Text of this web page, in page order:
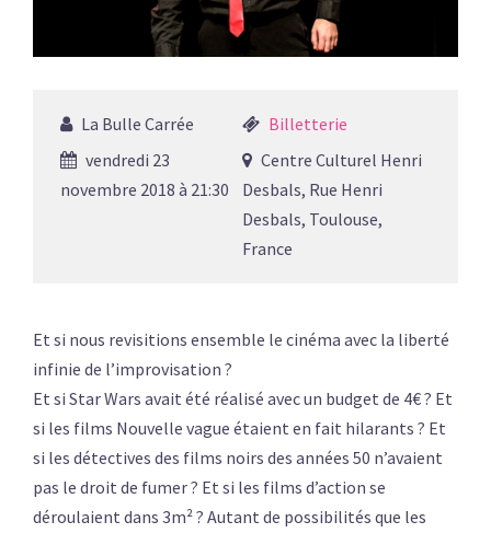
La Bulle Carrée
vendredi 23
novembre 2018 à 21:30
Billetterie
Centre Culturel Henri
Desbals, Rue Henri
Desbals, Toulouse,
France
Et si nous revisitions ensemble le cinéma avec la liberté
infinie de l’improvisation ?
Et si Star Wars avait été réalisé avec un budget de 4€ ? Et
si les films Nouvelle vague étaient en fait hilarants ? Et
si les détectives des films noirs des années 50 n’avaient
pas le droit de fumer ? Et si les films d’action se
déroulaient dans 3m² ? Autant de possibilités que les